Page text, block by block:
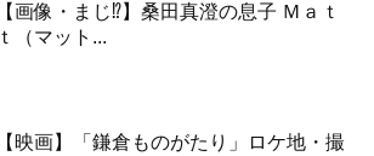
【画像・まじ⁉︎】桑田真澄の息子 Ｍａｔ
ｔ（マット...
【映画】「鎌倉ものがたり」ロケ地・撮